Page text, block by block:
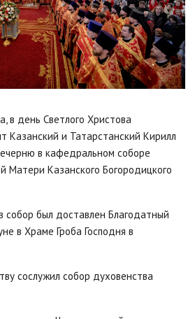
в день Светлого Христова
Казанский и Татарстанский Кирилл
в кафедральном соборе
Матери Казанского Богородицкого
собор был доставлен Благодатный
в Храме Гроба Господня в
сослужил собор духовенства